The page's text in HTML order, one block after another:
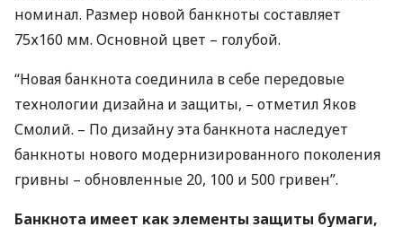
номинал. Размер новой банкноты составляет
75х160 мм. Основной цвет – голубой.
“Новая банкнота соединила в себе передовые
технологии дизайна и защиты, – отметил Яков
Смолий. – По дизайну эта банкнота наследует
банкноты нового модернизированного поколения
гривны – обновленные 20, 100 и 500 гривен”.
Банкнота имеет как элементы защиты бумаги,